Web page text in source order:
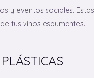
y eventos sociales. Estas
tus vinos espumantes.